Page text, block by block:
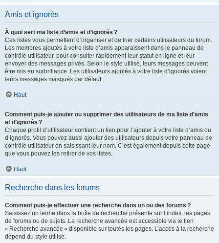
Amis et ignorés
À quoi sert ma liste d’amis et d’ignorés ?
Ces listes vous permettent d’organiser et de trier certains utilisateurs du forum.
Les membres ajoutés à votre liste d’amis apparaissent dans le panneau de
contrôle utilisateur, pour consulter rapidement leur statut en ligne et leur
envoyer des messages privés. Selon le style utilisé, leurs messages peuvent
être mis en surbrillance. Les utilisateurs ajoutés à votre liste d’ignorés voient
leurs messages masqués par défaut.
Haut
Comment puis-je ajouter ou supprimer des utilisateurs de ma liste d’amis
et d’ignorés ?
Chaque profil d’utilisateur contient un lien pour l’ajouter à votre liste d’amis ou
d’ignorés. Vous pouvez aussi ajouter des utilisateurs depuis votre panneau de
contrôle utilisateur en saisissant leur nom. C’est également depuis cette page
que vous pouvez les retirer de vos listes.
Haut
Recherche dans les forums
Comment puis-je effectuer une recherche dans un ou des forums ?
Saisissez un terme dans la boîte de recherche présente sur l’index, les pages
de forums ou de sujets. La recherche avancée est accessible via le lien
« Recherche avancée » disponible sur toutes les pages. L’accès à la recherche
dépend du style utilisé.